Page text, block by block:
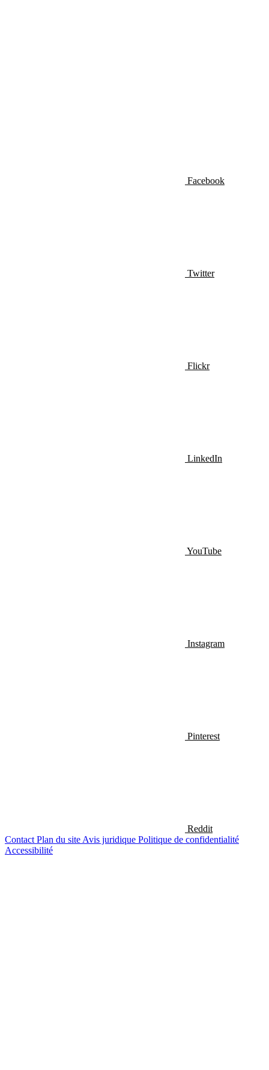
Facebook
Twitter
Flickr
LinkedIn
YouTube
Instagram
Pinterest
Reddit
Contact Plan du site Avis juridique Politique de confidentialité
Accessibilité